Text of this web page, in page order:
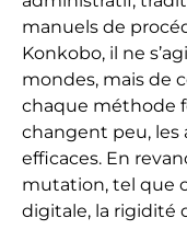
manuels de
Konkobo, il ne
mondes, mais de
chaque méthode
changent peu, les
efficaces. En
mutation, tel que
digitale, la rigidité